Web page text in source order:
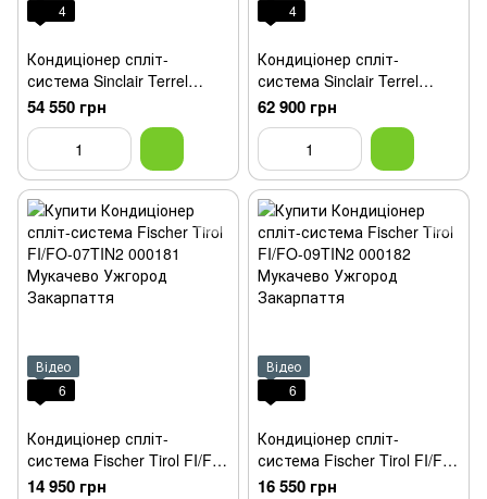
4
Кондиціонер спліт-
система Sinclair Terrel
White SIH/SOH-18BIT/W
54 550 грн
4
Кондиціонер спліт-
система Sinclair Terrel
White SIH/SOH-24BIT/W
62 900 грн
Відео
6
Кондиціонер спліт-
система Fischer Tirol FI/FO-
07TIN2
14 950 грн
Відео
6
Кондиціонер спліт-
система Fischer Tirol FI/FO-
09TIN2
16 550 грн